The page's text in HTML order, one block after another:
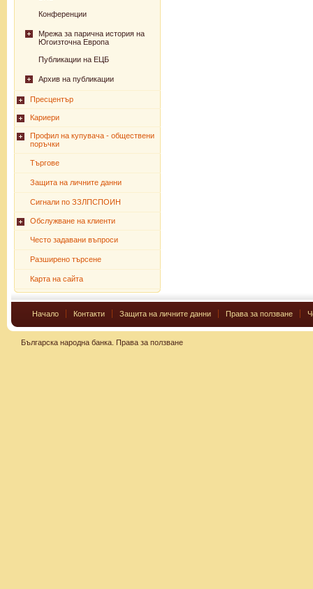
Конференции
Мрежа за парична история на
Югоизточна Европа
Публикации на ЕЦБ
Архив на публикации
Пресцентър
Кариери
Профил на купувача - обществени
поръчки
Търгове
Защита на личните данни
Сигнали по ЗЗЛПСПОИН
Обслужване на клиенти
Често задавани въпроси
Разширено търсене
Карта на сайта
Начало Контакти Защита на личните данни Права за ползване
Българска народна банка. Права за ползване